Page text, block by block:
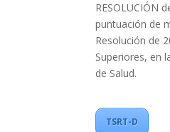
RESOLUCIÓN
puntuación de
Resolución de
Superiores, en
de Salud.
TSRT-D